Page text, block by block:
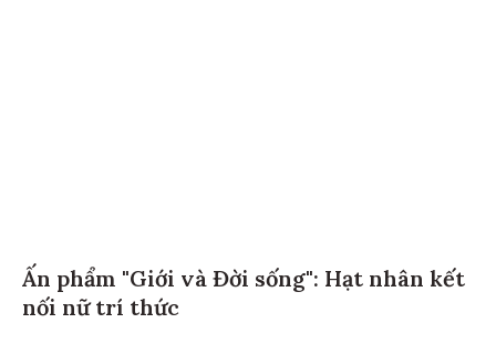
Ấn phẩm "Giới và Đời sống": Hạt nhân kết
nối nữ trí thức